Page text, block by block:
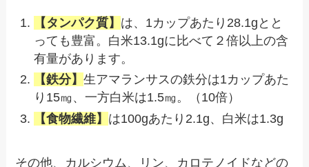
【タンパク質】 は、1カップあたり28.1gとと
っても豊富。白米13.1gに比べて２倍以上の含
有量があります。
【鉄分】生アマランサスの鉄分は1カップあた
り15㎎、一方白米は1.5㎎。（10倍）
【食物繊維】 は100gあたり2.1g、白米は1.3g
その他、カルシウム、リン、カロテノイドなどの